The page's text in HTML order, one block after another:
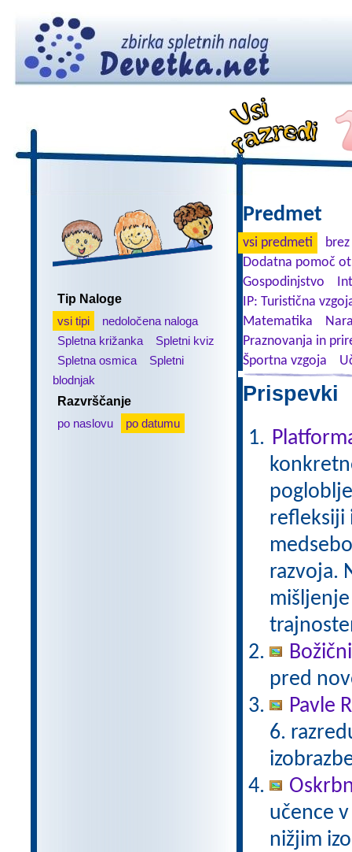
Tip Naloge
vsi tipi
nedoločena naloga
Spletna križanka
Spletni kviz
Spletna osmica
Spletni
blodnjak
Razvrščanje
po naslovu
po datumu
Predmet
vsi predmeti
Dodatna pomoč
Gospodinjstvo
IP: Turistična
Matematika
Praznovanja in
Športna vzgoja
Prispevki
refleksiji
razvoja.
pred
Pavle
6.
učence
nižjim